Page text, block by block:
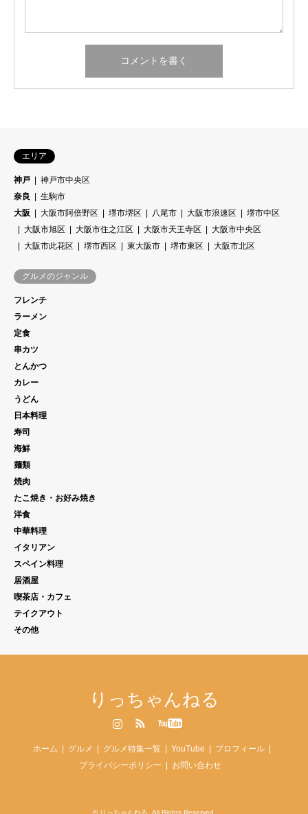
エリア
神戸
神戸市中央区
奈良
生駒市
大阪
大阪市阿倍野区 堺市堺区 八尾市 大阪市浪速区
堺市中区
大阪市旭区
大阪市住之江区 大阪市天王寺区
大阪市中央区
大阪市此花区
堺市西区 東大阪市 堺市東区 大阪市北区
グルメのジャンル
フレンチ
ラーメン
定食
串カツ
とんかつ
カレー
うどん
日本料理
寿司
海鮮
麺類
焼肉
たこ焼き・お好み焼き
洋食
中華料理
イタリアン
スペイン料理
居酒屋
喫茶店・カフェ
テイクアウト
その他
りっちゃんねる
YouTube
ホーム グルメ グルメ特集一覧 YouTube
プロフィール
プライバシーポリシー
お問い合わせ
© りっちゃんねる . All Rights Reserved.